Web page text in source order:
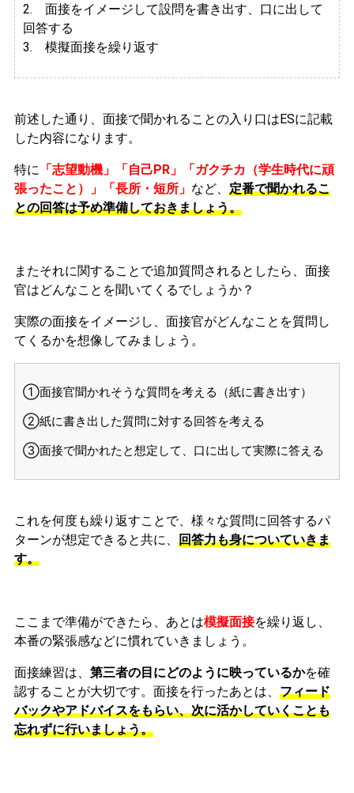
2. 面接をイメージして設問を書き出す、口に出して
回答する
3. 模擬面接を繰り返す
前述した通り、面接で聞かれることの入り口はESに記載
した内容になります。
特に 「志望動機」「自己PR」「ガクチカ（学生時代に頑
張ったこと）」「長所・短所」 など、 定番で聞かれるこ
との回答は予め準備しておきましょう。
またそれに関することで追加質問されるとしたら、面接
官はどんなことを聞いてくるでしょうか？
実際の面接をイメージし、面接官がどんなことを質問し
てくるかを想像してみましょう。
①面接官聞かれそうな質問を考える（紙に書き出す）
②紙に書き出した質問に対する回答を考える
③面接で聞かれたと想定して、口に出して実際に答える
これを何度も繰り返すことで、様々な質問に回答するパ
ターンが想定できると共に、 回答力も身についていきま
す。
ここまで準備ができたら、あとは模擬面接を繰り返し、
本番の緊張感などに慣れていきましょう。
面接練習は、 第三者の目にどのように映っているかを確
認することが大切です。面接を行ったあとは、 フィード
バックやアドバイスをもらい、次に活かしていくことも
忘れずに行いましょう。